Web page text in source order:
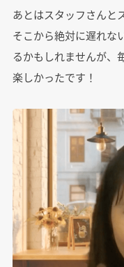
あとはスタッフさんと
そこから絶対に遅れな
るかもしれませんが、
楽しかったです！